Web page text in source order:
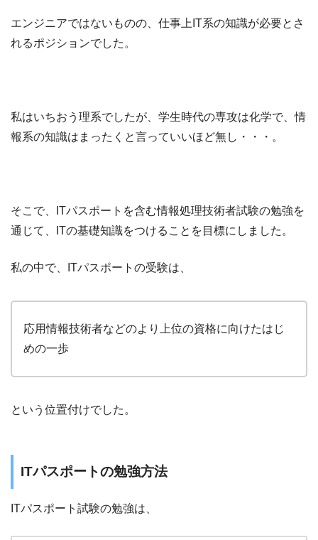
エンジニアではないものの、仕事上IT系の知識が必要とさ
れるポジションでした。
私はいちおう理系でしたが、学生時代の専攻は化学で、情
報系の知識はまったくと言っていいほど無し・・・。
そこで、ITパスポートを含む情報処理技術者試験の勉強を
通じて、ITの基礎知識をつけることを目標にしました。
私の中で、ITパスポートの受験は、
応用情報技術者などのより上位の資格に向けたはじ
めの一歩
という位置付けでした。
ITパスポートの勉強方法
ITパスポート試験の勉強は、